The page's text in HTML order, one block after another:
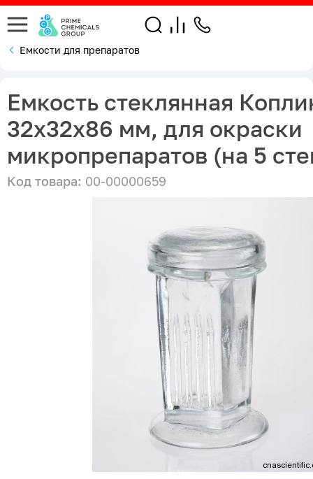
Емкости для препаратов
Емкость стеклянная
32х32х86 мм, для окраски
микропрепаратов (на 5
Код товара: 00-00000659